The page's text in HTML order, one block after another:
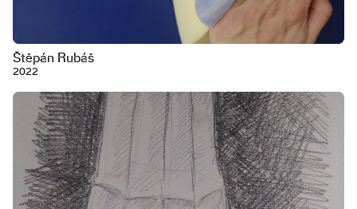
Štěpán Rubáš
2022